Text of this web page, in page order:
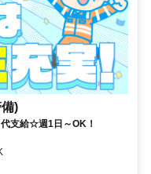
)
支給☆週1日～OK！